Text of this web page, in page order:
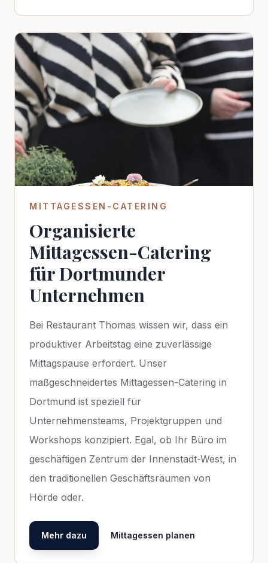
MITTAGESSEN-CATERING
Organisierte
Mittagessen-Catering
für Dortmunder
Unternehmen
Bei Restaurant Thomas wissen wir, dass ein
produktiver Arbeitstag eine zuverlässige
Mittagspause erfordert. Unser
maßgeschneidertes Mittagessen-Catering in
Dortmund ist speziell für
Unternehmensteams, Projektgruppen und
Workshops konzipiert. Egal, ob Ihr Büro im
geschäftigen Zentrum der Innenstadt-West, in
den traditionellen Geschäftsräumen von
Hörde oder.
Mehr dazu Mittagessen planen